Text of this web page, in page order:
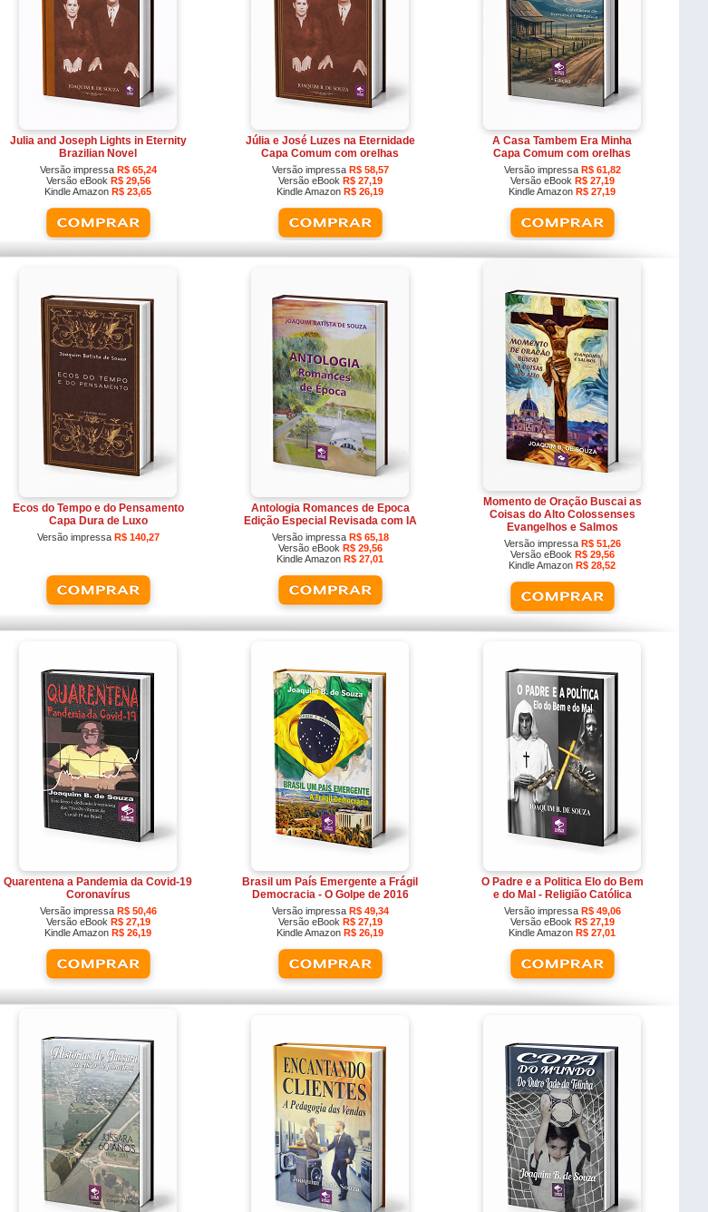
Julia and Joseph Lights in Eternity
Brazilian Novel
Versão impressa R$ 65,24
Versão eBook R$ 29,56
Kindle Amazon R$ 23,65
Júlia e José Luzes na Eternidade
Capa Comum com orelhas
Versão impressa R$ 58,57
Versão eBook R$ 27,19
Kindle Amazon R$ 26,19
A Casa Tambem Era Minha
Capa Comum com orelhas
Versão impressa R$ 61,82
Versão eBook R$ 27,19
Kindle Amazon R$ 27,19
Ecos do Tempo e do Pensamento
Capa Dura de Luxo
Versão impressa R$ 140,27
Antologia Romances de Epoca
Edição Especial Revisada com IA
Versão impressa R$ 65,18
Versão eBook R$ 29,56
Kindle Amazon R$ 27,01
Momento de Oração Buscai as
Coisas do Alto Colossenses
Evangelhos e Salmos
Versão impressa R$ 51,26
Versão eBook R$ 29,56
Kindle Amazon R$ 28,52
Quarentena a Pandemia da Covid-19
Coronavírus
Versão impressa R$ 50,46
Versão eBook R$ 27,19
Kindle Amazon R$ 26,19
Brasil um País Emergente a Frágil
Democracia - O Golpe de 2016
Versão impressa R$ 49,34
Versão eBook R$ 27,19
Kindle Amazon R$ 26,19
O Padre e a Politica Elo do Bem
e do Mal - Religião Católica
Versão impressa R$ 49,06
Versão eBook R$ 27,19
Kindle Amazon R$ 27,01